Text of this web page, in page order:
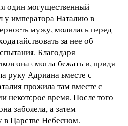
один могущественный
у императора Наталию в
мужу, молилась перед
за нее об
Благодаря
она смогла бежать и, придя
руку Адриана вместе с
прожила там вместе с
некоторое время. После того
заболела, а затем
в Царстве Небесном.